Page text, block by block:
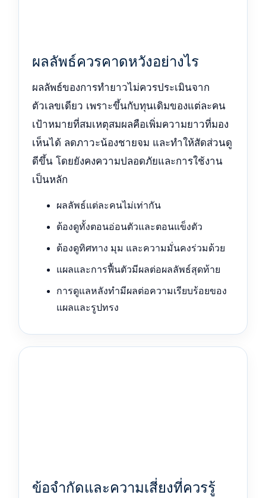
ผลลัพธ์ควรคาดหวังอย่างไร
ผลลัพธ์ของการทำยาวไม่ควรประเมินจาก
ตัวเลขเดียว เพราะขึ้นกับทุนเดิมของแต่ละคน
เป้าหมายที่สมเหตุสมผลคือเพิ่มความยาวที่มอง
เห็นได้ ลดภาวะน้องชายจม และทำให้สัดส่วนดู
ดีขึ้น โดยยังคงความปลอดภัยและการใช้งาน
เป็นหลัก
ผลลัพธ์แต่ละคนไม่เท่ากัน
ต้องดูทั้งตอนอ่อนตัวและตอนแข็งตัว
ต้องดูทิศทาง มุม และความมั่นคงร่วมด้วย
แผลและการฟื้นตัวมีผลต่อผลลัพธ์สุดท้าย
การดูแลหลังทำมีผลต่อความเรียบร้อยของ
แผลและรูปทรง
ข้อจำกัดและความเสี่ยงที่ควรรู้